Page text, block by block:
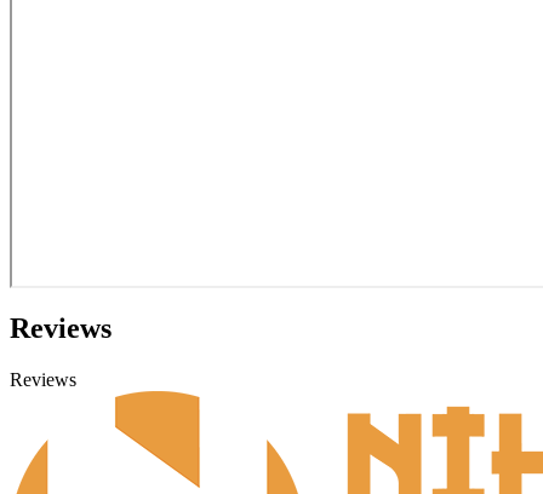
Reviews
Reviews